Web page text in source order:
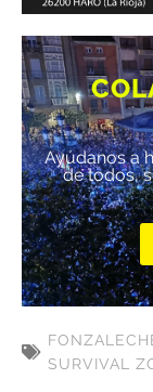
Ayúdanos a
de todos,
SURVIVAL